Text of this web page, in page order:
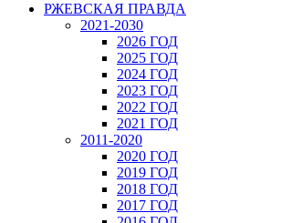
РЖЕВСКАЯ ПРАВДА
2021-2030
2026 ГОД
2025 ГОД
2024 ГОД
2023 ГОД
2022 ГОД
2021 ГОД
2011-2020
2020 ГОД
2019 ГОД
2018 ГОД
2017 ГОД